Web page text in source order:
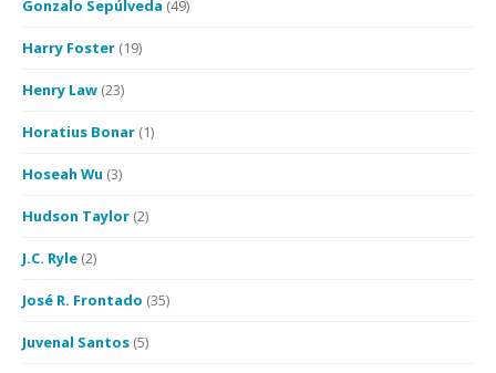
Gonzalo Sepúlveda (49)
Harry Foster (19)
Henry Law (23)
Horatius Bonar (1)
Hoseah Wu (3)
Hudson Taylor (2)
J.C. Ryle (2)
José R. Frontado (35)
Juvenal Santos (5)